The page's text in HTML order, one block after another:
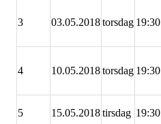
3 03.05.2018torsdag 19:30
4 10.05.2018torsdag 19:30
5 15.05.2018tirsdag 19:30